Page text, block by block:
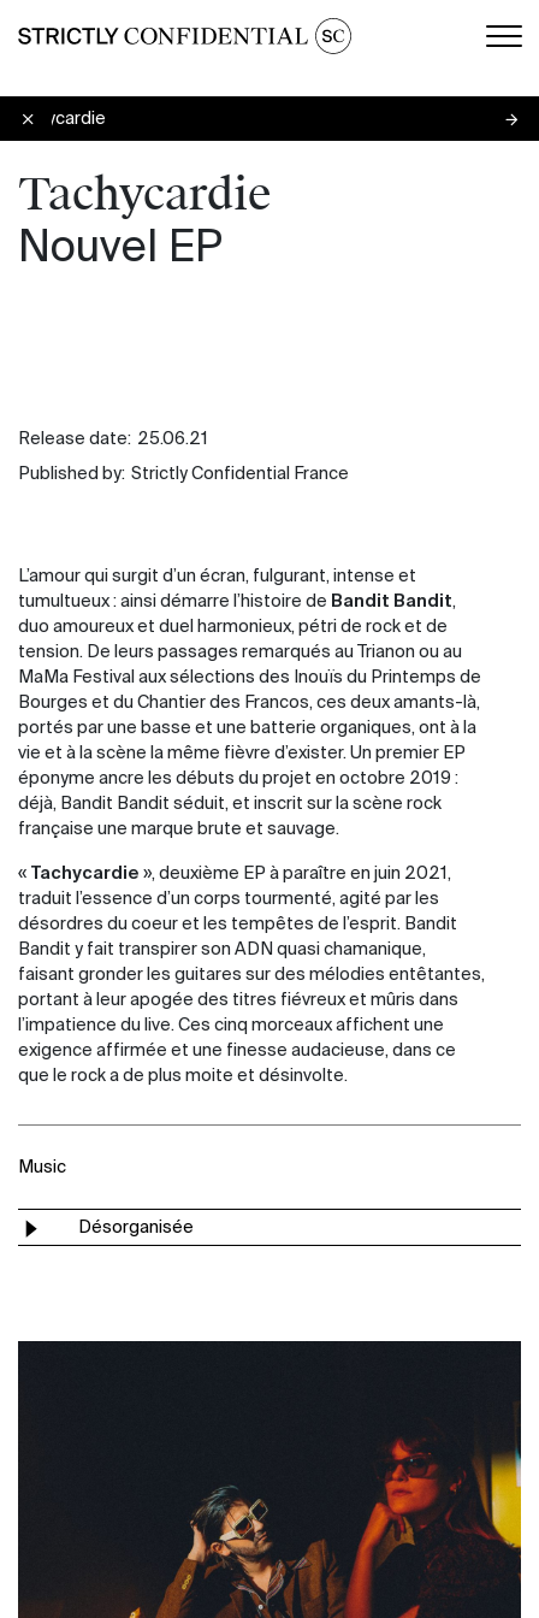
Tachycardie
Tachycardie
Nouvel EP
Release date: 25.06.21
Published by: Strictly Confidential France
L’amour qui surgit d’un écran, fulgurant, intense et
tumultueux : ainsi démarre l’histoire de Bandit Bandit,
duo amoureux et duel harmonieux, pétri de rock et de
tension. De leurs passages remarqués au Trianon ou au
MaMa Festival aux sélections des Inouïs du Printemps de
Bourges et du Chantier des Francos, ces deux amants-là,
portés par une basse et une batterie organiques, ont à la
vie et à la scène la même fièvre d’exister. Un premier EP
éponyme ancre les débuts du projet en octobre 2019 :
déjà, Bandit Bandit séduit, et inscrit sur la scène rock
française une marque brute et sauvage.
« Tachycardie », deuxième EP à paraître en juin 2021,
traduit l’essence d’un corps tourmenté, agité par les
désordres du coeur et les tempêtes de l’esprit. Bandit
Bandit y fait transpirer son ADN quasi chamanique,
faisant gronder les guitares sur des mélodies entêtantes,
portant à leur apogée des titres fiévreux et mûris dans
l’impatience du live. Ces cinq morceaux affichent une
exigence affirmée et une finesse audacieuse, dans ce
que le rock a de plus moite et désinvolte.
Music
Désorganisée